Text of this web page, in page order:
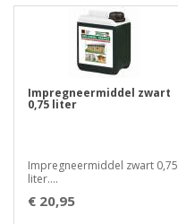
Impregneermiddel zwart
0,75 liter
Impregneermiddel zwart 0,75
liter....
€ 20,95